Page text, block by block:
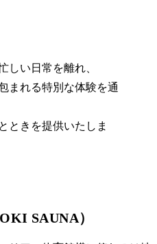
しい日常を離れ、
まれる特別な体験を通
ときを提供いたしま
SAUNA）